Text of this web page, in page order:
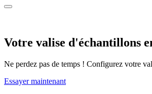
Votre valise d'échantillons
Ne perdez pas de temps ! Configurez votre
Essayer maintenant